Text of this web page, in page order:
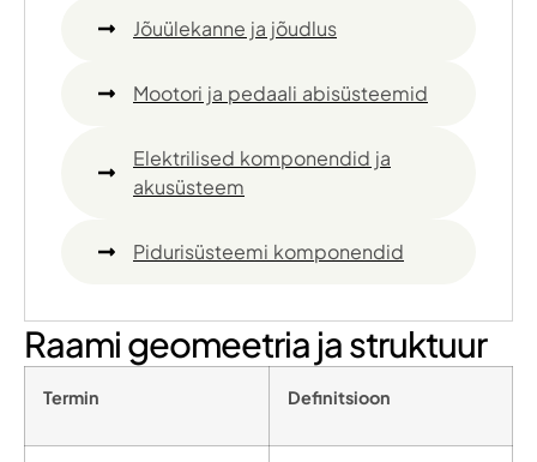
Jõuülekanne ja jõudlus
Mootori ja pedaali abisüsteemid
Elektrilised komponendid ja
akusüsteem
Pidurisüsteemi komponendid
Raami geomeetria ja struktuur
Termin Definitsioon